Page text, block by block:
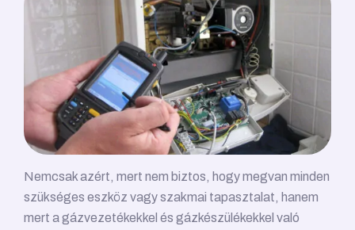
Nemcsak azért, mert nem biztos, hogy megvan minden
szükséges eszköz vagy szakmai tapasztalat, hanem
mert a gázvezetékekkel és gázkészülékekkel való